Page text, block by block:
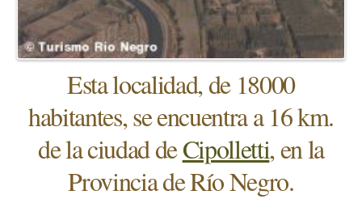
Esta localidad, de 18000
habitantes, se encuentra a 16 km.
de la ciudad deCipolletti, en la
Provincia de Río Negro.